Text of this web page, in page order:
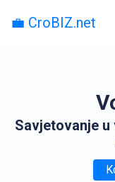
💼 CroBIZ.net
Savjetovanje u